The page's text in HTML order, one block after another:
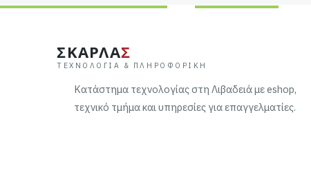
ΣΚΑΡΛΑΣ
ΤΕΧΝΟΛΟΓΊΑ & ΠΛΗΡΟΦΟΡΙΚΉ
Κατάστημα τεχνολογίας στη Λιβαδειά με eshop,
τεχνικό τμήμα και υπηρεσίες για επαγγελματίες.